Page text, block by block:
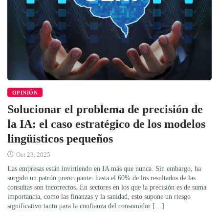
OPINIÓN
Solucionar el problema de precisión de
la IA: el caso estratégico de los modelos
lingüísticos pequeños
Oct 23, 2025
Las empresas están invirtiendo en IA más que nunca. Sin embargo, ha
surgido un patrón preocupante: hasta el 60% de los resultados de las
consultas son incorrectos. En sectores en los que la precisión es de suma
importancia, como las finanzas y la sanidad, esto supone un riesgo
significativo tanto para la confianza del consumidor […]